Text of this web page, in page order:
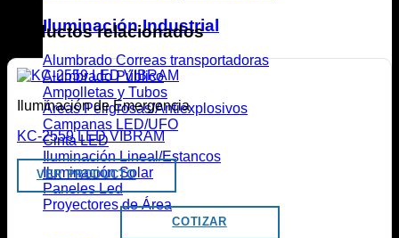
Iluminación Industrial
Alumbrado Correas transportadoras
Alumbrado Público
Ampolletas y Tubos
Áreas Peligrosas/Antiexplosivos
Campanas LED/UFO
Cinta LED
Iluminación Lineal/Estancos
Iluminación Solar
Paneles Led
Proyectores de Área
Productos relacionados
Iluminación de Emergencia
KC-2559 LED VIBRAM
VER PRODUCTO
COTIZAR